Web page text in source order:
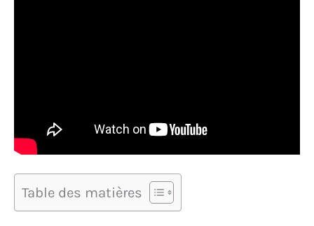
Table des matières